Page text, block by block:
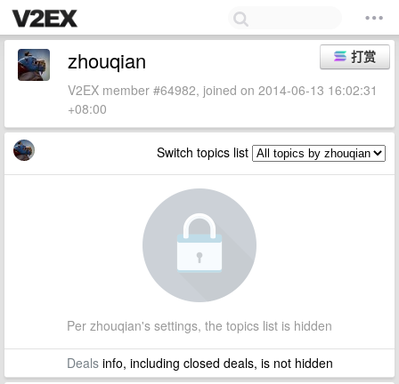
打赏
zhouqian
V2EX member #64982, joined on 2014-06-13 16:02:31
+08:00
Switch topics list
Per zhouqian's settings, the topics list is hidden
Dealsinfo, including closed deals, is not hidden